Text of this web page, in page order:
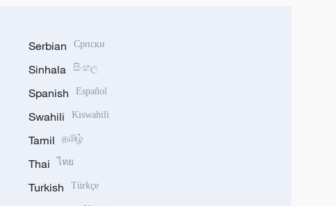
Serbian Српски
Sinhala සිංහල
Spanish Español
Swahili Kiswahili
Tamil தமிழ்
Thai ไทย
Turkish Türkçe